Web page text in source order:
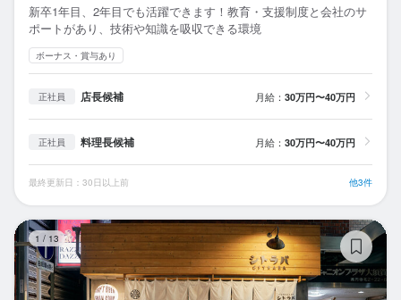
新卒1年目、2年目でも活躍できます！教育・支援制度と会社のサ
ポートがあり、技術や知識を吸収できる環境
ボーナス・賞与あり
正社員 店長候補 月給： 30万円〜40万円
正社員 料理長候補 月給： 30万円〜40万円
最終更新日：30日以上前 他3件
1 / 13